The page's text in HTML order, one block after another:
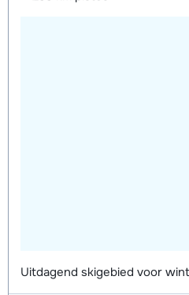
Uitdagend skigebied voor